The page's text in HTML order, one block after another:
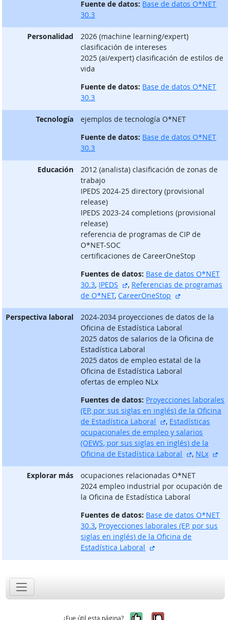
Fuente de datos: Base de datos O*NET
30.3
Personalidad
2026 (machine learning/expert)
clasificación de intereses
2025 (ai/expert) clasificación de estilos de
vida
Fuente de datos: Base de datos O*NET
30.3
Tecnología
ejemplos de tecnología O*NET
Fuente de datos: Base de datos O*NET
30.3
Educación
2012 (analista) clasificación de zonas de
trabajo
IPEDS 2024-25 directory (provisional
release)
IPEDS 2023-24 completions (provisional
release)
referencia de programas de CIP de
O*NET-SOC
certificaciones de CareerOneStop
Fuentes de datos: Base de datos O*NET
30.3, IPEDS sitio externo
, Referencias de programas
de O*NET,CareerOneStop
Perspectiva laboral
2024-2034 proyecciones de datos de la
Oficina de Estadística Laboral
2025 datos de salarios de la Oficina de
Estadística Laboral
2025 datos de empleo estatal de la
Oficina de Estadística Laboral
ofertas de empleo NLx
Fuentes de datos: Proyecciones laborales
(EP, por sus siglas en inglés) de la Oficina
de Estadística Laboral
sitio externo
, Estadísticas
ocupacionales de empleo y salarios
(OEWS, por sus siglas en inglés) de la
Oficina de Estadística Laboral
sitio
, NLx
Explorar más
ocupaciones relacionadas O*NET
2024 empleo industrial por ocupación de
la Oficina de Estadística Laboral
Fuentes de datos: Base de datos O*NET
30.3, Proyecciones laborales (EP, por sus
siglas en inglés) de la Oficina de
Estadística Laboral